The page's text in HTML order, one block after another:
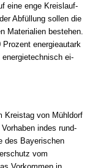
eine enge Kreis­lauf­
Ab­fül­lung sol­len die
Ma­te­ria­lien be­ste­hen.
ener­gie­au­tark
ener­gie­tech­nisch ei­
Kreistag von Mühldorf
in­des rund­
des Baye­ri­schen
vom